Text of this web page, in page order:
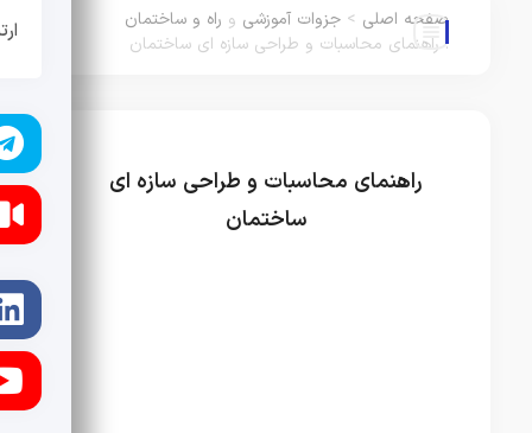
صفحه اصلی > جزوات آموزشی و راه و ساختمان
راهنمای محاسبات و طراحی سازه ای ساختمان
راهنمای محاسبات و طراحی سازه ای
ساختمان